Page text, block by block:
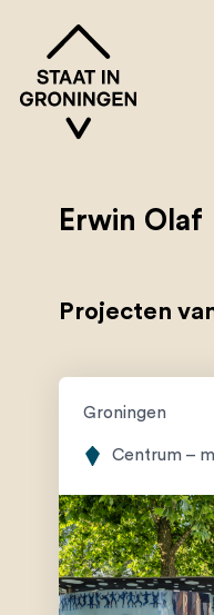
Erwin Olaf
Projecten
Groningen
Centrum –